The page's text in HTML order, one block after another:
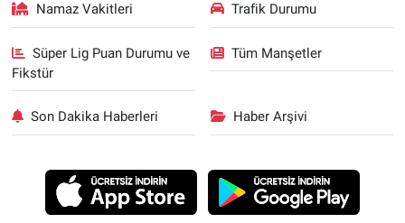
Namaz Vakitleri Trafik Durumu
Süper Lig Puan Durumu ve
Fikstür
Tüm Manşetler
Son Dakika Haberleri Haber Arşivi